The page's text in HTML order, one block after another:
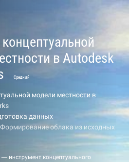
в Autodesk
Средний
модели местности в
данных
облака из исходных
инструмент концептуального